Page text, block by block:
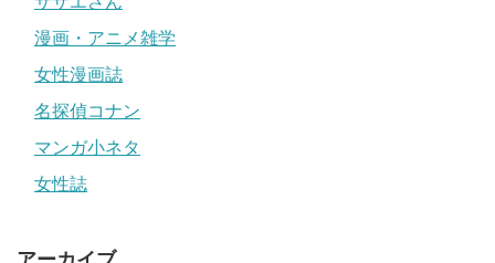
漫画・アニメ雑学
女性漫画誌
名探偵コナン
マンガ小ネタ
女性誌